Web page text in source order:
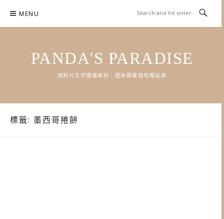
content
MENU
PANDA'S PARADISE
用照片文字傳遞美好．週末跟著我吃喝玩樂
標籤: 墨西哥捲餅